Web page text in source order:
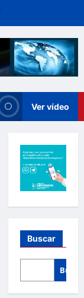
Ver vídeo
Buscar